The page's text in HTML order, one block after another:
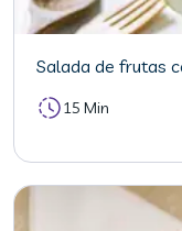
Salada de frutas
15 Min